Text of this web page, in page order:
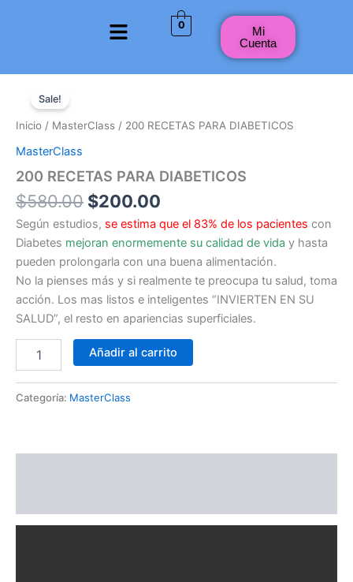
Menú 0
Mi
Cuenta
Sale!
Inicio / MasterClass / 200 RECETAS PARA DIABETICOS
MasterClass
200 RECETAS PARA DIABETICOS
$580.00
was:
$200.00
is:
Según estudios, se estima que el 83% de los pacientes con
Diabetes mejoran enormemente su calidad de vida y hasta
pueden prolongarla con una buena alimentación.
No la pienses más y si realmente te preocupa tu salud, toma
acción. Los mas listos e inteligentes “INVIERTEN EN SU
SALUD”, el resto en apariencias superficiales.
RECETAS
PARA
DIABETICOS
cantidad
Añadir al carrito
Categoría: MasterClass